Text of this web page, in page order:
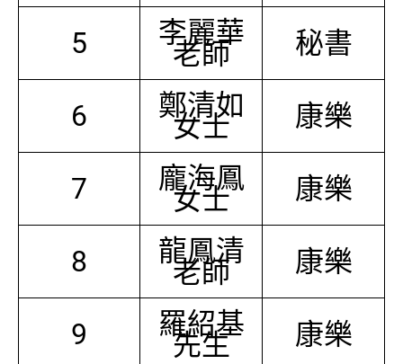
5 李麗華
老師 秘書
6 鄭清如
女士 康樂
7 龐海鳳
女士 康樂
8 龍鳳清
老師 康樂
9 羅紹基
先生 康樂